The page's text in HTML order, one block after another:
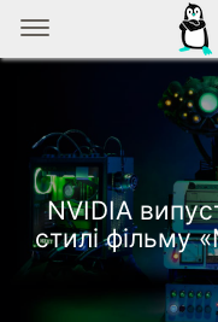
NVIDIA
стилі фільму